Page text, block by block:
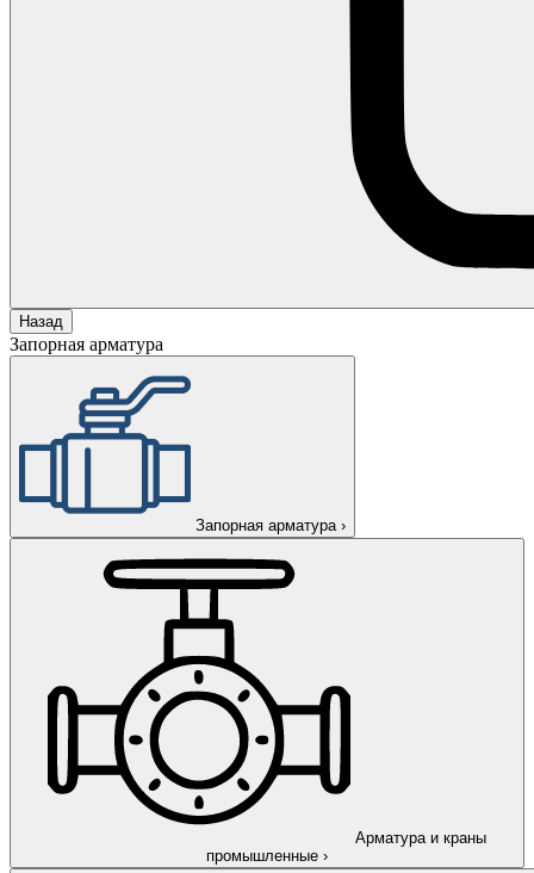
Назад
Запорная арматура
Запорная арматура ›
Арматура и краны
промышленные ›